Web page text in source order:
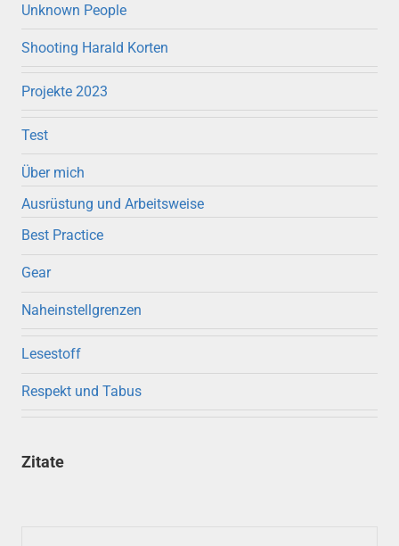
Unknown People
Shooting Harald Korten
Projekte 2023
Test
Über mich
Ausrüstung und Arbeitsweise
Best Practice
Gear
Naheinstellgrenzen
Lesestoff
Respekt und Tabus
Zitate